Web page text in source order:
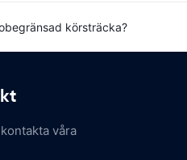
körsträcka?
våra